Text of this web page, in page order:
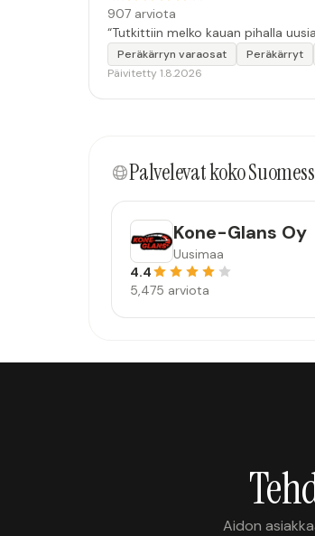
907 arviota
“Tutkittiin melko kauan pihalla
Peräkärryn varaosat Peräkärryt
Päivitetty 1.8.2026
Palvelevat koko
Kone-Glans Oy
Uusimaa
4.4
5,475 arviota
Aidon